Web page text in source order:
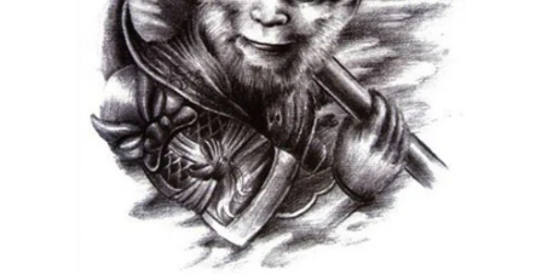
Ouvrir
1
des
supports
multimédia
dans
la
vue
de
la
galerie